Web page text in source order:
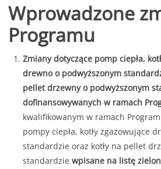
Wprowadzone
Programu
Zmiany dotyczące pomp ciepła,
drewno o podwyższonym
pellet drzewny o podwyższonym
dofinansowywanych w ramach
kwalifikowanym w ramach
pompy ciepła, kotły zgazowujące
standardzie oraz kotły na pellet
standardzie wpisane na listę